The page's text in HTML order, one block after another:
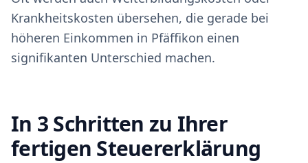
Krankheitskosten übersehen, die gerade bei
höheren Einkommen in Pfäffikon einen
signifikanten Unterschied machen.
In 3 Schritten zu Ihrer
fertigen Steuererklärung